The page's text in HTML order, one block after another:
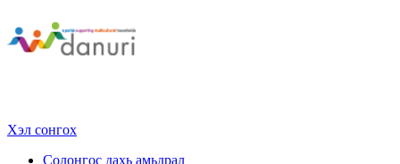
Хэл сонгох
Солонгос дахь амьдрал